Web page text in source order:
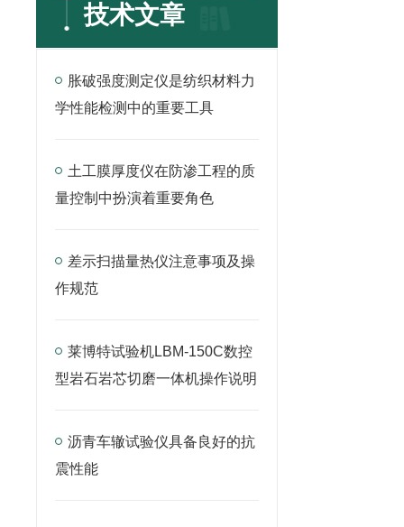
技术文章
胀破强度测定仪是纺织材料力
学性能检测中的重要工具
土工膜厚度仪在防渗工程的质
量控制中扮演着重要角色
差示扫描量热仪注意事项及操
作规范
莱博特试验机LBM-150C数控
型岩石岩芯切磨一体机操作说明
沥青车辙试验仪具备良好的抗
震性能